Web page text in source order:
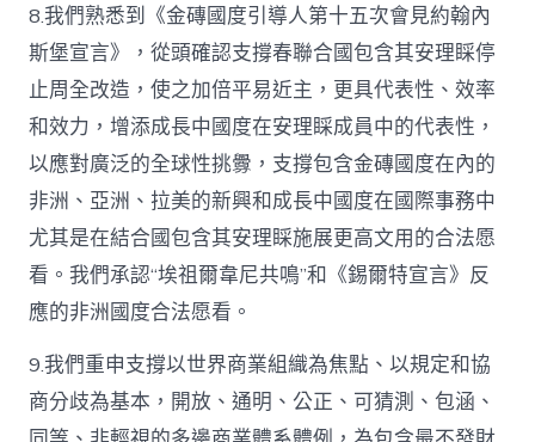
8.我們熟悉到《金磚國度引導人第十五次會見約翰內
斯堡宣言》，從頭確認支撐春聯合國包含其安理睬停
止周全改造，使之加倍平易近主，更具代表性、效率
和效力，增添成長中國度在安理睬成員中的代表性，
以應對廣泛的全球性挑釁，支撐包含金磚國度在內的
非洲、亞洲、拉美的新興和成長中國度在國際事務中
尤其是在結合國包含其安理睬施展更高文用的合法愿
看。我們承認“埃祖爾韋尼共鳴”和《錫爾特宣言》反
應的非洲國度合法愿看。
9.我們重申支撐以世界商業組織為焦點、以規定和協
商分歧為基本，開放、通明、公正、可猜測、包涵、